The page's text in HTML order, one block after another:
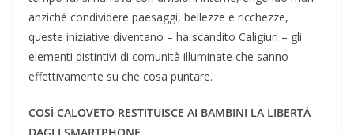
anziché condividere paesaggi, bellezze e ricchezze,
queste iniziative diventano – ha scandito Caligiuri – gli
elementi distintivi di comunità illuminate che sanno
effettivamente su che cosa puntare.
COSÌ CALOVETO RESTITUISCE AI BAMBINI LA LIBERTÀ
DAGLI SMARTPHONE